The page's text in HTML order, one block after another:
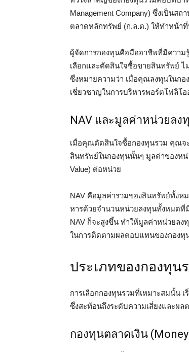
Management Company) ซึ่งเป็น
ตลาดหลักทรัพย์ (ก.ล.ต.) ให้ทำหน้าที่
ผู้จัดการกองทุนคือมืออาชีพที่มีความ
เลือกและตัดสินใจซื้อขายสินทรัพย์
ซึ่งหมายความว่า เมื่อคุณลงทุนในกอ
เชี่ยวชาญในการบริหารพอร์ตโฟลิโ
NAV และมูลค่าหน่วยลง
เมื่อคุณตัดสินใจซื้อกองทุนรวม คุณจะ
สินทรัพย์ในกองทุนนั้นๆ มูลค่าของหน่
Value) ต่อหน่วย
NAV คือมูลค่ารวมของสินทรัพย์ทั้งห
หารด้วยจำนวนหน่วยลงทุนทั้งหมดที่
NAV ก็จะสูงขึ้น ทำให้มูลค่าหน่วยล
ในการติดตามผลตอบแทนของกองทุ
ประเภทของกองทุ
การเลือกกองทุนรวมที่เหมาะสมนั้น
ซึ่งสะท้อนถึงระดับความเสี่ยงและผ
กองทุนตลาดเงิน